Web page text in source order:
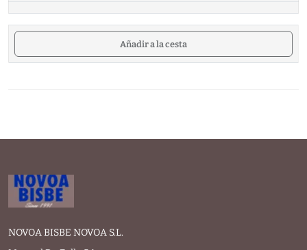
Añadir a la cesta
NOVOA BISBE NOVOA S.L.